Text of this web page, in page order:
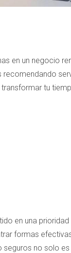
en un negocio
tu
en una
formas
no solo